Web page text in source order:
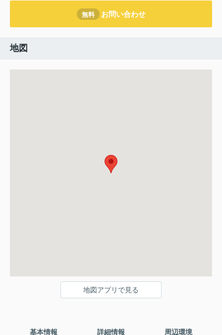
無料 お問い合わせ
地図
地図アプリで見る
基本情報 詳細情報 周辺環境